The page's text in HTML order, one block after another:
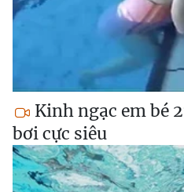
Kinh ngạc em bé
bơi cực siêu